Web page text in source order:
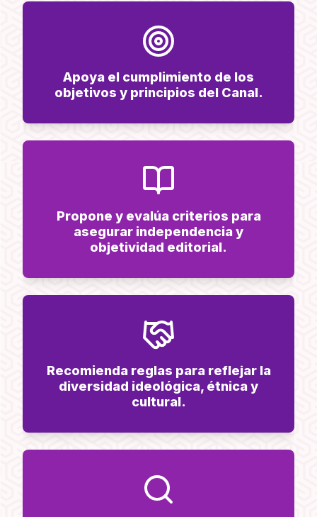
Apoya el cumplimiento de los
objetivos y principios del Canal.
Propone y evalúa criterios para
asegurar independencia y
objetividad editorial.
Recomienda reglas para reflejar la
diversidad ideológica, étnica y
cultural.